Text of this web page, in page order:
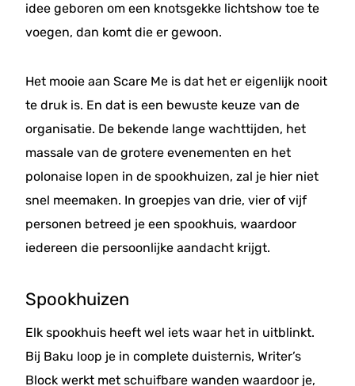
idee geboren om een knotsgekke lichtshow toe te
voegen, dan komt die er gewoon.
Het mooie aan Scare Me is dat het er eigenlijk nooit
te druk is. En dat is een bewuste keuze van de
organisatie. De bekende lange wachttijden, het
massale van de grotere evenementen en het
polonaise lopen in de spookhuizen, zal je hier niet
snel meemaken. In groepjes van drie, vier of vijf
personen betreed je een spookhuis, waardoor
iedereen die persoonlijke aandacht krijgt.
Spookhuizen
Elk spookhuis heeft wel iets waar het in uitblinkt.
Bij Baku loop je in complete duisternis, Writer’s
Block werkt met schuifbare wanden waardoor je,